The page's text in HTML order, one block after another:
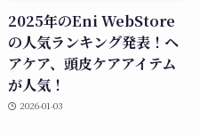
2025年のEni WebStore
の人気ランキング発表！ヘ
アケア、頭皮ケアアイテム
が人気！
2026-01-03